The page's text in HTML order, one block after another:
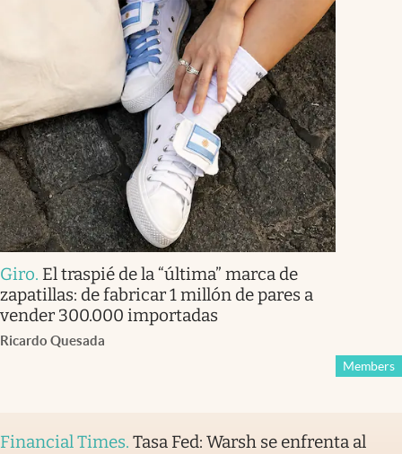
Giro. El traspié de la “última” marca de
zapatillas: de fabricar 1 millón de pares a
vender 300.000 importadas
Ricardo Quesada
Members
Financial Times. Tasa Fed: Warsh se enfrenta al